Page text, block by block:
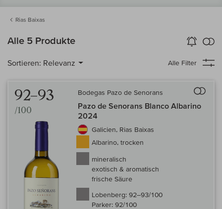
Rias Baixas
Alle 5 Produkte Wein-Alarm
aktivieren
Sortieren: Relevanz Alle Filter
92–93
/100
Bodegas Pazo de Senorans
Pazo de Senorans Blanco Albarino
2024
Galicien, Rias Baixas
Albarino, trocken
mineralisch
exotisch & aromatisch
frische Säure
Lobenberg: 92–93/100
Parker: 92/100